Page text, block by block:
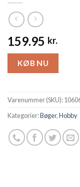
159.95 kr.
KØB NU
Varenummer (SKU):
Kategorier:Bøger,Hobby